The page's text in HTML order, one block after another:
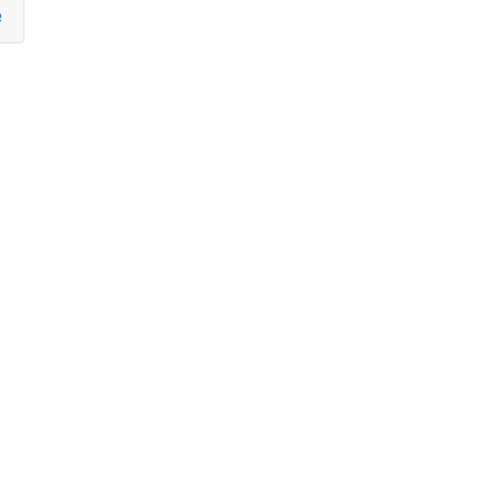
secundarios